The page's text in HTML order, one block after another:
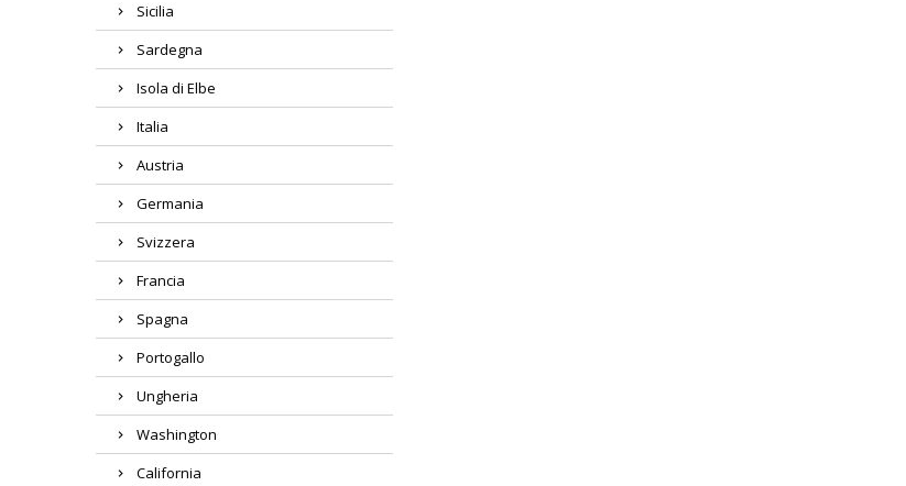
Sicilia
Sardegna
Isola di Elbe
Italia
Austria
Germania
Svizzera
Francia
Spagna
Portogallo
Ungheria
Washington
California